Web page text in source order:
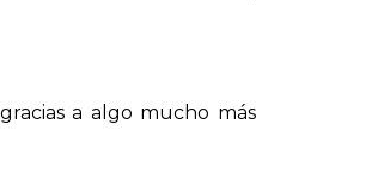
a algo mucho más